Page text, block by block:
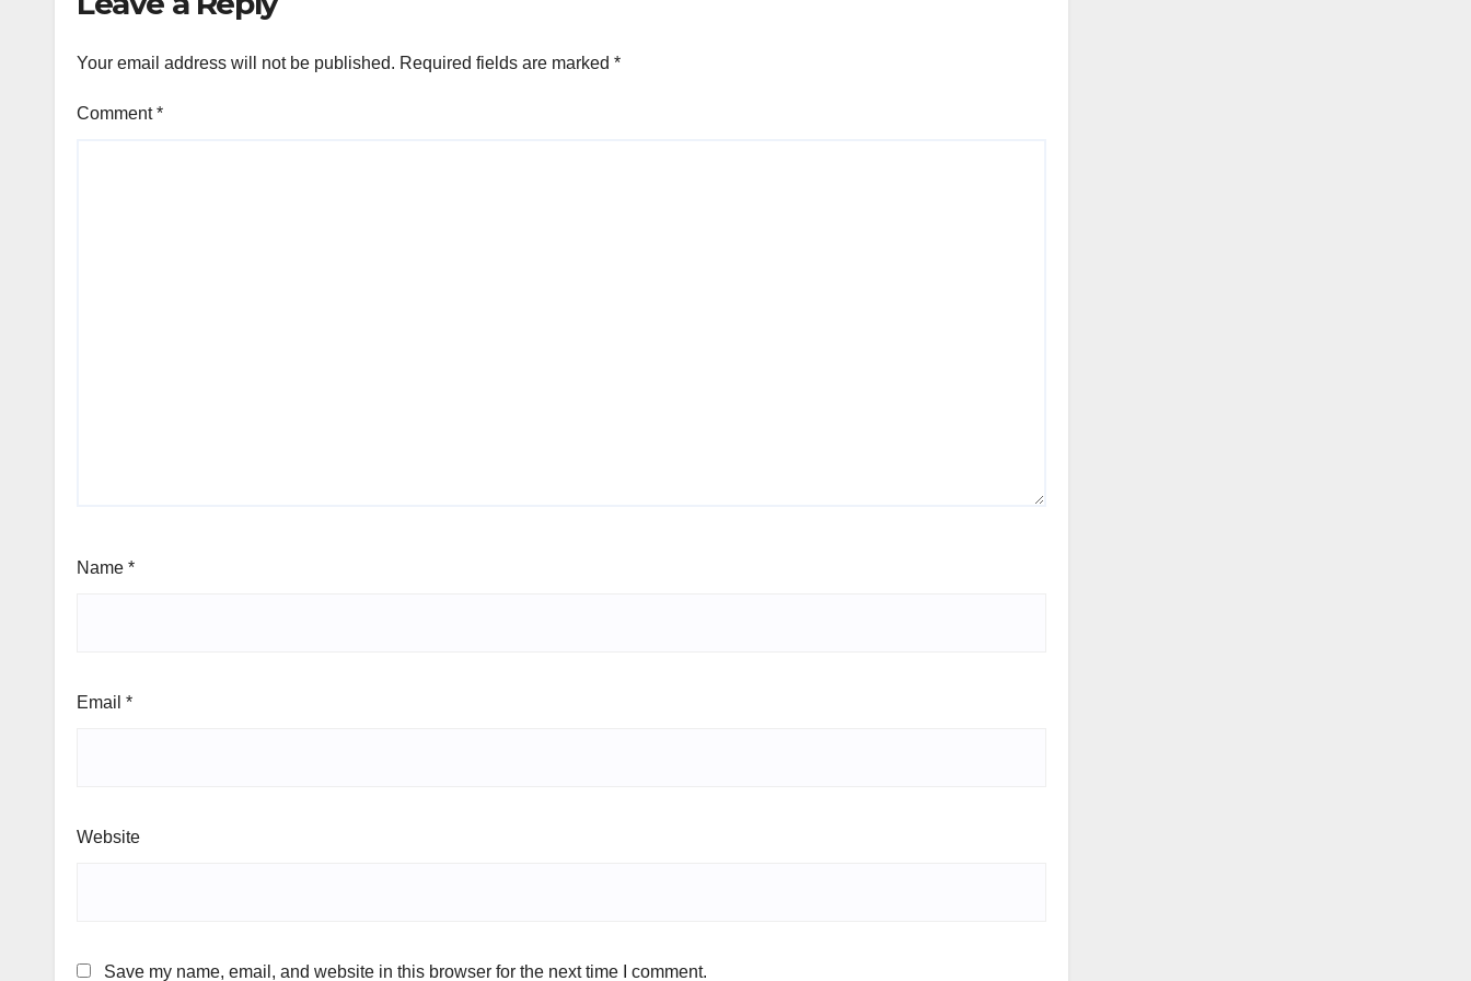
Your email address will not be published. Required fields are marked *
Comment*
Name *
Email *
Website
Save my name, email, and website in this browser for the next time I comment.